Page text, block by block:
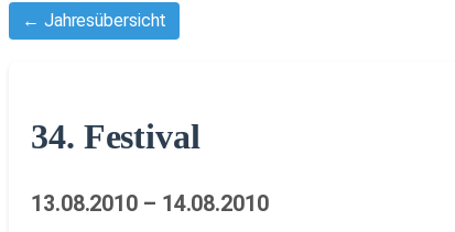
← Jahresübersicht
34. Festival
13.08.2010 – 14.08.2010